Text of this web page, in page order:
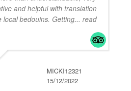
and helpful with translation
local bedouins. Getting... read
MICKI12321
15/12/2022